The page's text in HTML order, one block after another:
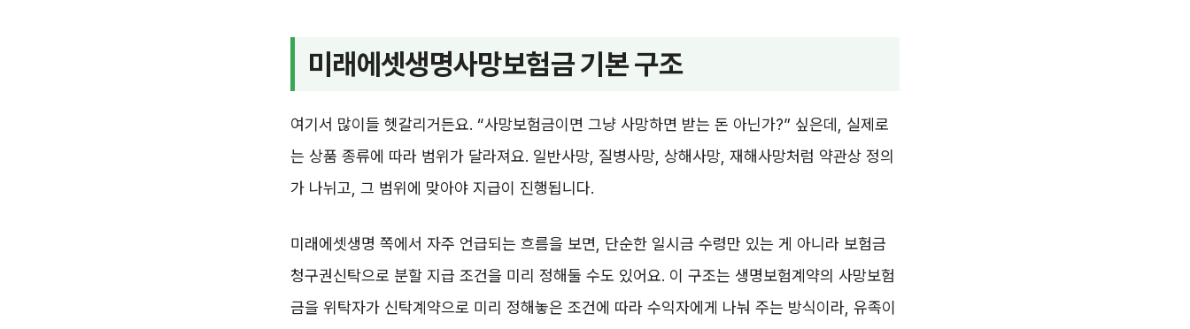
미래에셋생명사망보험금 기본 구조
여기서 많이들 헷갈리거든요. “사망보험금이면 그냥 사망하면 받는 돈 아닌가?” 싶은데, 실제로
는 상품 종류에 따라 범위가 달라져요. 일반사망, 질병사망, 상해사망, 재해사망처럼 약관상 정의
가 나뉘고, 그 범위에 맞아야 지급이 진행됩니다.
미래에셋생명 쪽에서 자주 언급되는 흐름을 보면, 단순한 일시금 수령만 있는 게 아니라 보험금
청구권신탁으로 분할 지급 조건을 미리 정해둘 수도 있어요. 이 구조는 생명보험계약의 사망보험
금을 위탁자가 신탁계약으로 미리 정해놓은 조건에 따라 수익자에게 나눠 주는 방식이라, 유족이